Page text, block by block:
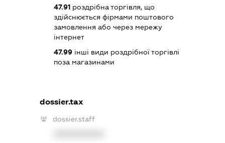
47.91 роздрібна торгівля, що
здійснюється фірмами поштового
замовлення або через мережу
інтернет
47.99 інші види роздрібної торгівлі
поза магазинами
dossier.tax
dossier.staff